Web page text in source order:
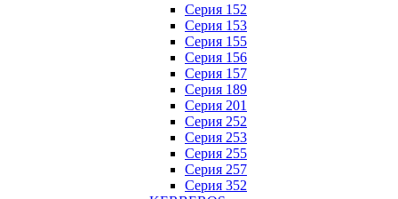
Серия 152
Серия 153
Серия 155
Серия 156
Серия 157
Серия 189
Серия 201
Серия 252
Серия 253
Серия 255
Серия 257
Серия 352